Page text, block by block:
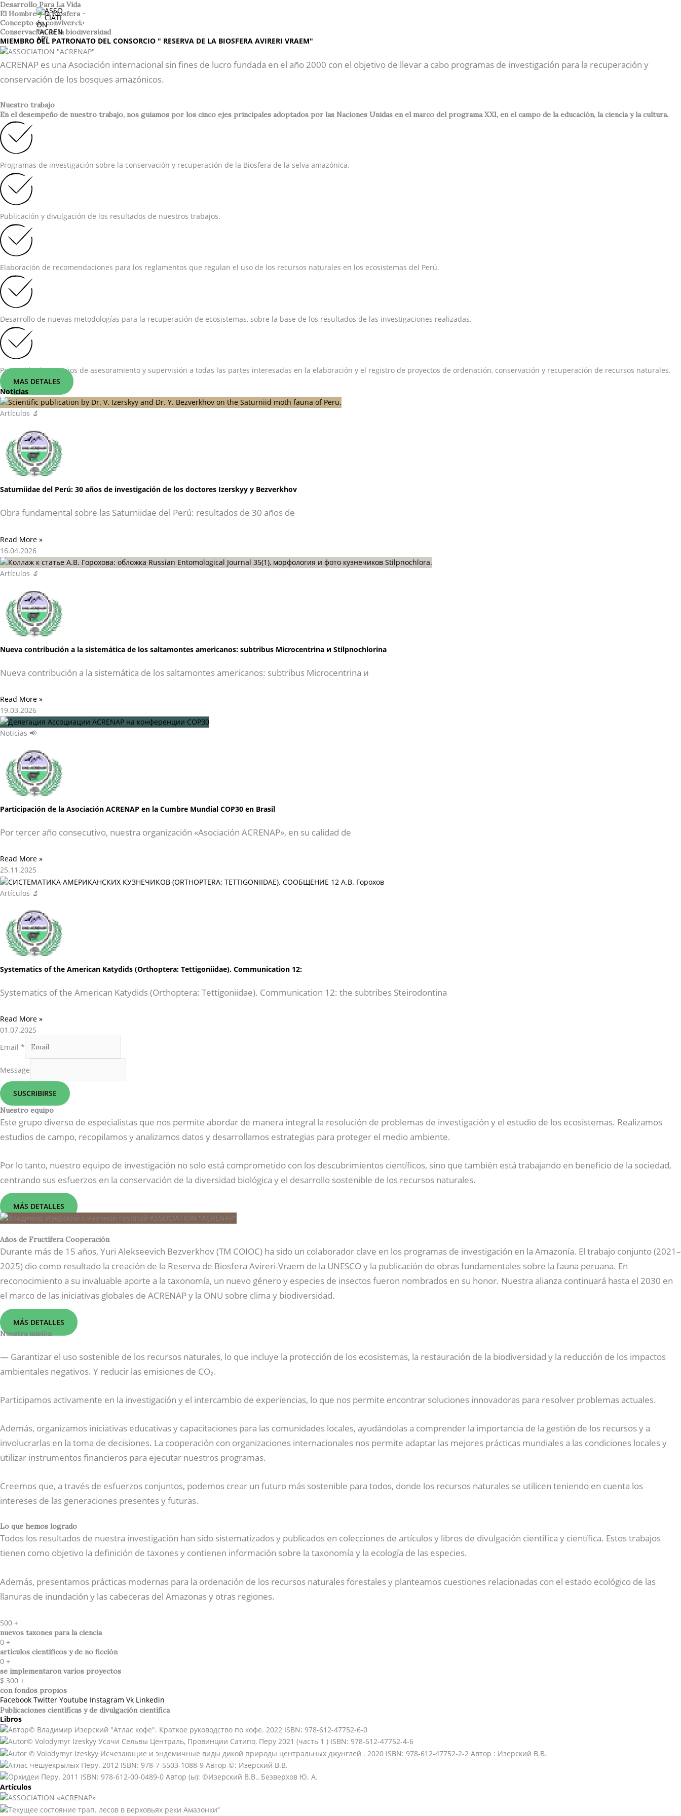
Ir
al
contenido
ASSOCIATION "ACRENAP"
Desarrollo Para La Vida
El Hombre y la Biosfera -
Concepto de convivencia
Conservación de la biodiversidad
MIEMBRO DEL PATRONATO DEL CONSORCIO " RESERVA DE LA BIOSFERA AVIRERI VRAEM"
ACRENAP es una Asociación internacional sin fines de lucro fundada en el año 2000 con el objetivo de llevar a cabo programas de investigación para la recuperación y
conservación de los bosques amazónicos.
Nuestro trabajo
En el desempeño de nuestro trabajo, nos guiamos por los cinco ejes principales adoptados por las Naciones Unidas en el marco del programa XXI, en el campo de la educación, la ciencia y la cultura.
Programas de investigación sobre la conservación y recuperación de la Biosfera de la selva amazónica.
Publicación y divulgación de los resultados de nuestros trabajos.
Elaboración de recomendaciones para los reglamentos que regulan el uso de los recursos naturales en los ecosistemas del Perú.
Desarrollo de nuevas metodologías para la recuperación de ecosistemas, sobre la base de los resultados de las investigaciones realizadas.
Prestación de servicios de asesoramiento y supervisión a todas las partes interesadas en la elaboración y el registro de proyectos de ordenación, conservación y recuperación de recursos naturales.
MAS DETALES
Noticias
Artículos 🔬
Saturniidae del Perú: 30 años de investigación de los doctores Izerskyy y Bezverkhov
Obra fundamental sobre las Saturniidae del Perú: resultados de 30 años de
Read More »
16.04.2026
Artículos 🔬
Nueva contribución a la sistemática de los saltamontes americanos: subtribus Microcentrina и Stilpnochlorina
Nueva contribución a la sistemática de los saltamontes americanos: subtribus Microcentrina и
Read More »
19.03.2026
Noticias 📢
Participación de la Asociación ACRENAP en la Cumbre Mundial COP30 en Brasil
Por tercer año consecutivo, nuestra organización «Asociación ACRENAP», en su calidad de
Read More »
25.11.2025
Artículos 🔬
Systematics of the American Katydids (Orthoptera: Tettigoniidae). Communication 12:
Systematics of the American Katydids (Orthoptera: Tettigoniidae). Communication 12: the subtribes Steirodontina
Read More »
01.07.2025
Email *
Message
SUSCRIBIRSE
Nuestro equipo
Este grupo diverso de especialistas que nos permite abordar de manera integral la resolución de problemas de investigación y el estudio de los ecosistemas. Realizamos
estudios de campo, recopilamos y analizamos datos y desarrollamos estrategias para proteger el medio ambiente.
Por lo tanto, nuestro equipo de investigación no solo está comprometido con los descubrimientos científicos, sino que también está trabajando en beneficio de la sociedad,
centrando sus esfuerzos en la conservación de la diversidad biológica y el desarrollo sostenible de los recursos naturales.
MÁS DETALLES
Años de Fructífera Cooperación
Durante más de 15 años, Yuri Alekseevich Bezverkhov (TM COIOC) ha sido un colaborador clave en los programas de investigación en la Amazonía. El trabajo conjunto (2021–
2025) dio como resultado la creación de la Reserva de Biosfera Avireri-Vraem de la UNESCO y la publicación de obras fundamentales sobre la fauna peruana. En
reconocimiento a su invaluable aporte a la taxonomía, un nuevo género y especies de insectos fueron nombrados en su honor. Nuestra alianza continuará hasta el 2030 en
el marco de las iniciativas globales de ACRENAP y la ONU sobre clima y biodiversidad.
MÁS DETALLES
Nuestra misión
— Garantizar el uso sostenible de los recursos naturales, lo que incluye la protección de los ecosistemas, la restauración de la biodiversidad y la reducción de los impactos
ambientales negativos. Y reducir las emisiones de CO₂.
Participamos activamente en la investigación y el intercambio de experiencias, lo que nos permite encontrar soluciones innovadoras para resolver problemas actuales.
Además, organizamos iniciativas educativas y capacitaciones para las comunidades locales, ayudándolas a comprender la importancia de la gestión de los recursos y a
involucrarlas en la toma de decisiones. La cooperación con organizaciones internacionales nos permite adaptar las mejores prácticas mundiales a las condiciones locales y
utilizar instrumentos financieros para ejecutar nuestros programas.
Creemos que, a través de esfuerzos conjuntos, podemos crear un futuro más sostenible para todos, donde los recursos naturales se utilicen teniendo en cuenta los
intereses de las generaciones presentes y futuras.
Lo que hemos logrado
Todos los resultados de nuestra investigación han sido sistematizados y publicados en colecciones de artículos y libros de divulgación científica y científica. Estos trabajos
tienen como objetivo la definición de taxones y contienen información sobre la taxonomía y la ecología de las especies.
Además, presentamos prácticas modernas para la ordenación de los recursos naturales forestales y planteamos cuestiones relacionadas con el estado ecológico de las
llanuras de inundación y las cabeceras del Amazonas y otras regiones.
500 +
nuevos taxones para la ciencia
0 +
artículos científicos y de no ficción
0 +
se implementaron varios proyectos
$ 300 +
con fondos propios
Facebook Twitter Youtube Instagram Vk Linkedin
Publicaciones científicas y de divulgación científica​
Libros
Artículos